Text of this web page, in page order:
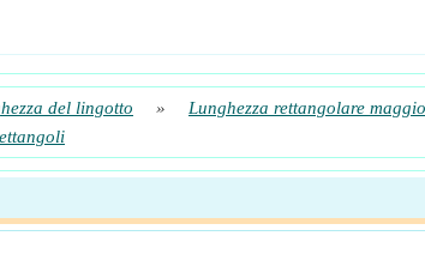
del lingotto »
Lunghezza rettangolare